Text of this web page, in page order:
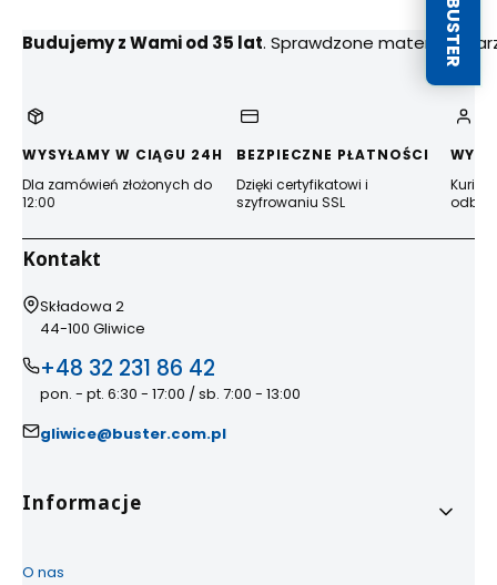
Budujemy z Wami od 35 lat. Sprawdzone materiały,
WYSYŁAMY W CIĄGU 24H
Dla zamówień złożonych do
12:00
BEZPIECZNE PŁATNOŚCI
Dzięki certyfikatowi i
szyfrowaniu SSL
Kontakt
Adres:
Składowa 2
44-100 Gliwice
+48 32 231 86 42
pon. - pt. 6:30 - 17:00 / sb. 7:00 - 13:00
gliwice@buster.com.pl
Linki w stopce
Informacje
O nas